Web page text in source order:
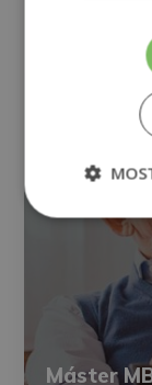
Máster